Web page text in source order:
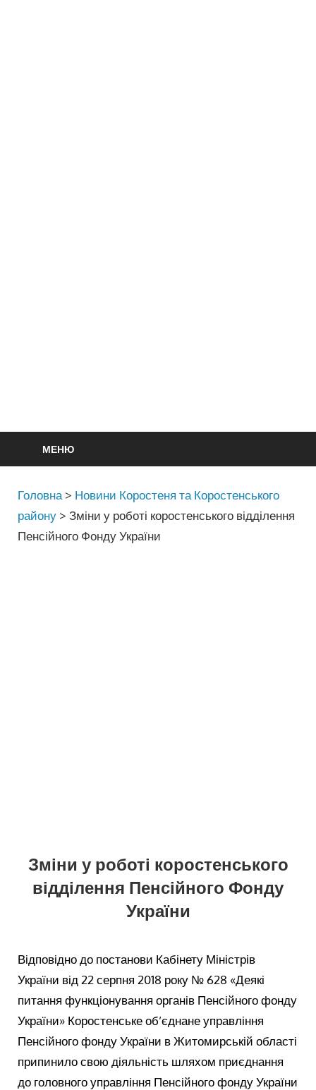
МЕНЮ
Головна > Новини Коростеня та Коростенського
району >Зміни у роботі коростенського відділення
Пенсійного Фонду України
Зміни у роботі коростенського
відділення Пенсійного Фонду
України
Відповідно до постанови Кабінету Міністрів
України від 22 серпня 2018 року № 628 «Деякі
питання функціонування органів Пенсійного фонду
України» Коростенське об’єднане управління
Пенсійного фонду України в Житомирській області
припинило свою діяльність шляхом приєднання
до головного управління Пенсійного фонду України